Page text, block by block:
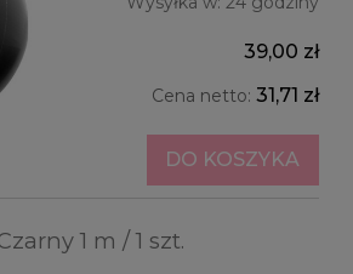
39,00 zł
Cena netto: 31,71 zł
DO KOSZYKA
1 m / 1 szt.